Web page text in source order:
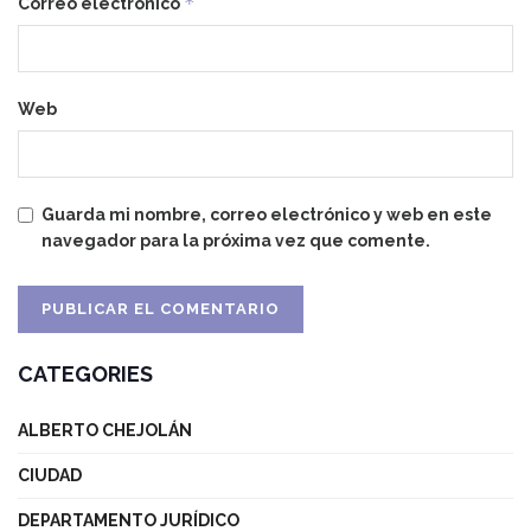
Web
Guarda mi nombre, correo electrónico y web en este
navegador para la próxima vez que comente.
CATEGORIES
ALBERTO CHEJOLÁN
CIUDAD
DEPARTAMENTO JURÍDICO